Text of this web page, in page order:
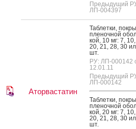
Предыдущий
ЛП-004397
Аторвастатин
Таб­летки,
пле­ноч­ной
кой, 10 мг: 7,
20, 21, 28, 30
шт.
РУ: ЛП-000142
12.01.11
Предыдущий
ЛП-000142
Таб­летки,
пле­ноч­ной
кой, 20 мг: 7,
20, 21, 28, 30
шт.